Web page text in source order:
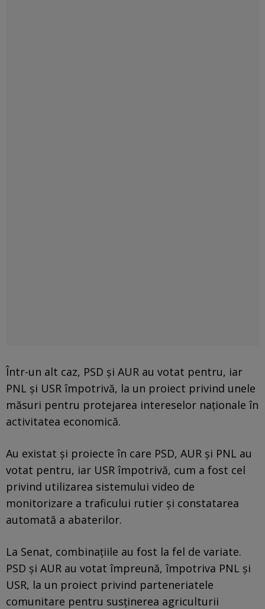
Într-un alt caz, PSD și AUR au votat pentru, iar
PNL și USR împotrivă, la un proiect privind unele
măsuri pentru protejarea intereselor naționale în
activitatea economică.
Au existat și proiecte în care PSD, AUR și PNL au
votat pentru, iar USR împotrivă, cum a fost cel
privind utilizarea sistemului video de
monitorizare a traficului rutier și constatarea
automată a abaterilor.
La Senat, combinațiile au fost la fel de variate.
PSD și AUR au votat împreună, împotriva PNL și
USR, la un proiect privind parteneriatele
comunitare pentru susținerea agriculturii